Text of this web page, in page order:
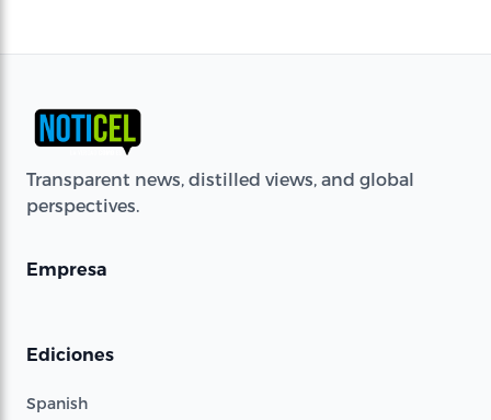
Transparent news, distilled views, and global
perspectives.
Empresa
Ediciones
Spanish